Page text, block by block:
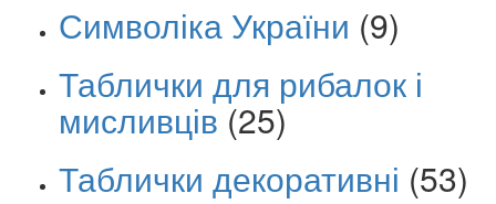
Символіка України (9)
Таблички для рибалок і
мисливців (25)
Таблички декоративні (53)